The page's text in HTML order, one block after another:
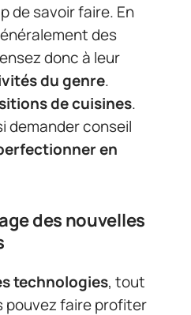
de savoir faire. En
des
donc à leur
du genre.
de cuisines.
demander conseil
en
des nouvelles
technologies, tout
pouvez faire profiter